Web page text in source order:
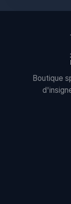
Boutique